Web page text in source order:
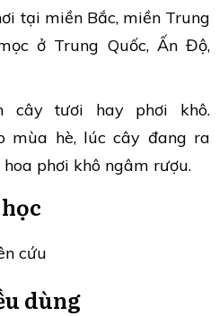
tại miền Bắc, miền Trung
ở Trung Quốc, Ấn Độ,
cây tươi hay phơi khô.
mùa hè, lúc cây đang ra
hoa phơi khô ngâm rượu.
cứu
dùng